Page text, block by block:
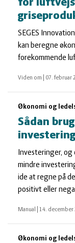
for
SEGES
kan beregne
forekommende
Viden om 07. februar
Økonomi og
Sådan
Investeringer,
mindre
ide at regne på
positivt eller
Manual 14. december
Økonomi og